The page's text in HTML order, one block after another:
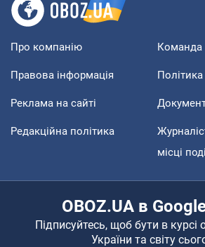
Про компанію Команда
Правова інформація
Реклама на сайті
Редакційна політика
місці
OBOZ.UA в
Підписуйтесь, щоб бути в курсі
України та світу